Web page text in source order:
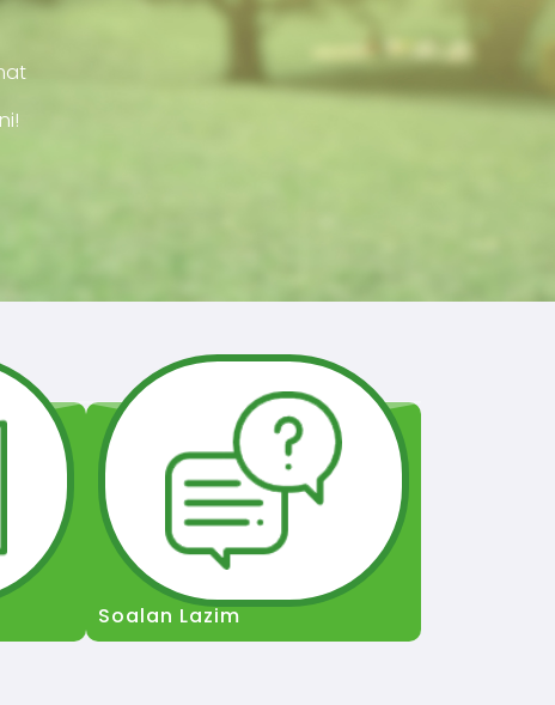
Soalan Lazim